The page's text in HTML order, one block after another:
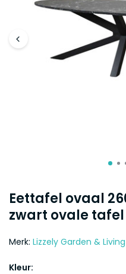
Eettafel ovaal
zwart ovale tafel
Merk: Lizzely Garden & Living
Kleur: